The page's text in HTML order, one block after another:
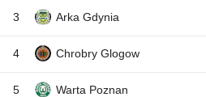
3 Arka Gdynia
4 Chrobry Glogow
5 Warta Poznan